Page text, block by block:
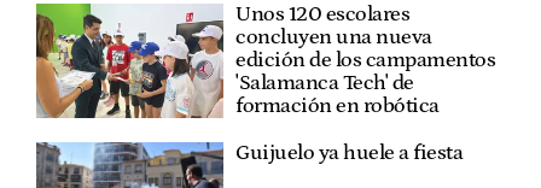
Unos 120 escolares
concluyen una nueva
edición de los campamentos
'Salamanca Tech' de
formación en robótica
Guijuelo ya huele a fiesta